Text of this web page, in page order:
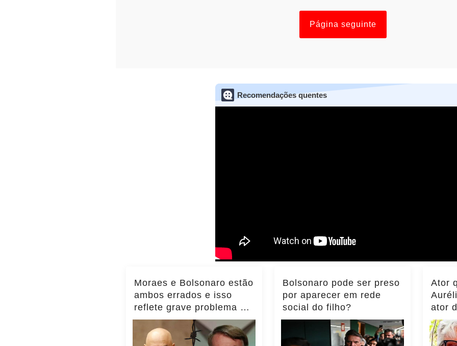
Página seguinte
Recomendações quentes
Moraes e Bolsonaro estão
ambos errados e isso
reflete grave problema do
Brasil, diz Transparência
Internacional
Bolsonaro pode ser preso
por aparecer em rede
social do filho?
Ator
ator